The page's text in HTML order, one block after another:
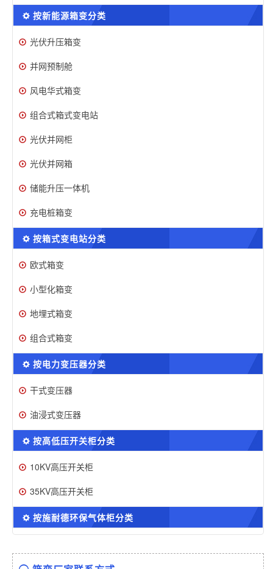
按新能源箱变分类
光伏升压箱变
并网预制舱
风电华式箱变
组合式箱式变电站
光伏并网柜
光伏并网箱
储能升压一体机
充电桩箱变
按箱式变电站分类
欧式箱变
小型化箱变
地埋式箱变
组合式箱变
按电力变压器分类
干式变压器
油浸式变压器
按高低压开关柜分类
10KV高压开关柜
35KV高压开关柜
按施耐德环保气体柜分类